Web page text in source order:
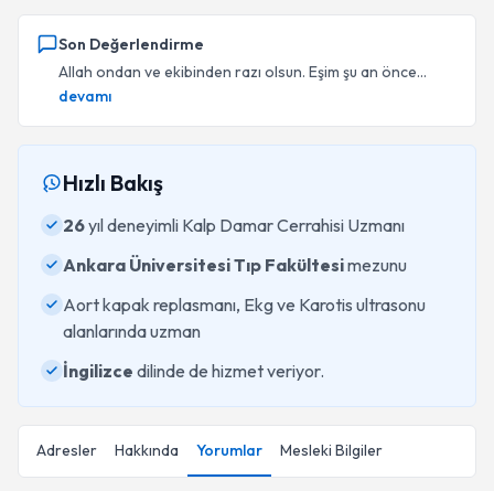
Son Değerlendirme
Allah ondan ve ekibinden razı olsun. Eşim şu an önce...
devamı
Hızlı Bakış
26yıl deneyimli Kalp Damar Cerrahisi Uzmanı
Ankara Üniversitesi Tıp Fakültesimezunu
Aort kapak replasmanı, Ekg ve Karotis ultrasonu
alanlarında uzman
İngilizce dilinde de hizmet veriyor.
Adresler Hakkında Yorumlar Mesleki Bilgiler